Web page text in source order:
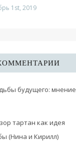
1st, 2019
будущего: мнение
тартан как идея
(Нина и Кирилл)